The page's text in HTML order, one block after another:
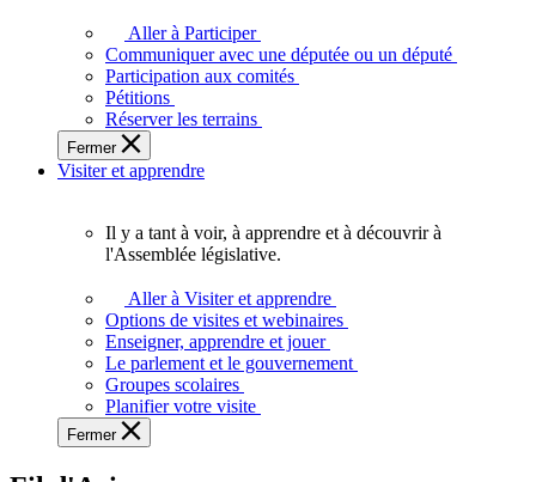
plein
potentiel,
l'Assemblée
a
besoin
de
Aller à Participer
Communiquer avec une députée ou un député
Participation aux comités
Pétitions
Réserver les terrains
Fermer
Visiter et apprendre
voir,
apprendre
et
à
Il y a tant à voir, à apprendre et à découvrir à
l'Assemblée législative.
Aller à Visiter et apprendre
Options de visites et webinaires
Enseigner, apprendre et jouer
Le parlement et le gouvernement
Groupes scolaires
Planifier votre visite
Fermer